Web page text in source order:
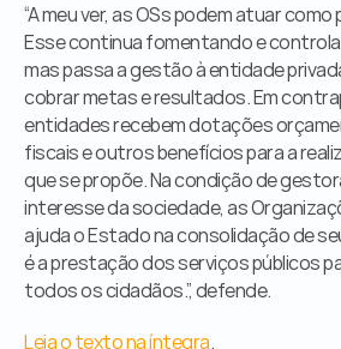
“A meu ver, as OSs podem atuar
Esse continua fomentando e
mas passa a gestão à entidade
cobrar metas e resultados. Em
entidades recebem dotações
fiscais e outros benefícios para a
que se propõe. Na condição de
interesse da sociedade, as
ajuda o Estado na consolidação de
é a prestação dos serviços públicos
todos os cidadãos.”, defende.
Leia o texto na íntegra.